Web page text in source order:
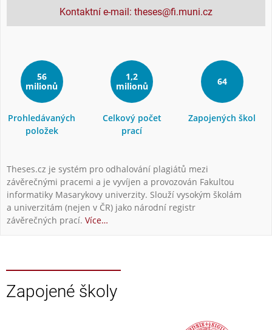
Kontaktní e-mail: theses@fi.muni.cz
56
milionů
Prohledávaných
položek
1,2
milionů
Celkový počet
prací
64
Zapojených škol
Theses.cz je systém pro odhalování plagiátů mezi
závěrečnými pracemi a je vyvíjen a provozován Fakultou
informatiky Masarykovy univerzity. Slouží vysokým školám
a univerzitám (nejen v ČR) jako národní registr
závěrečných prací. Více…
Zapojené školy